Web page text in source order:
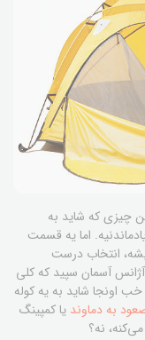
چیزی که شاید به
اما یه قسمت
انتخاب درست
آژانس آسمان سپید که کلی
خب اونجا شاید به یه کوله
به دماوند یا کمپینگ
نه؟